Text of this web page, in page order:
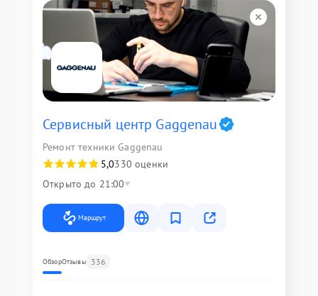
Сервисный центр Gaggenau
Ремонт техники Gaggenau
5,0330 оценки
Открыто до 21:00
Маршрут
ОбзорОтзывы 336